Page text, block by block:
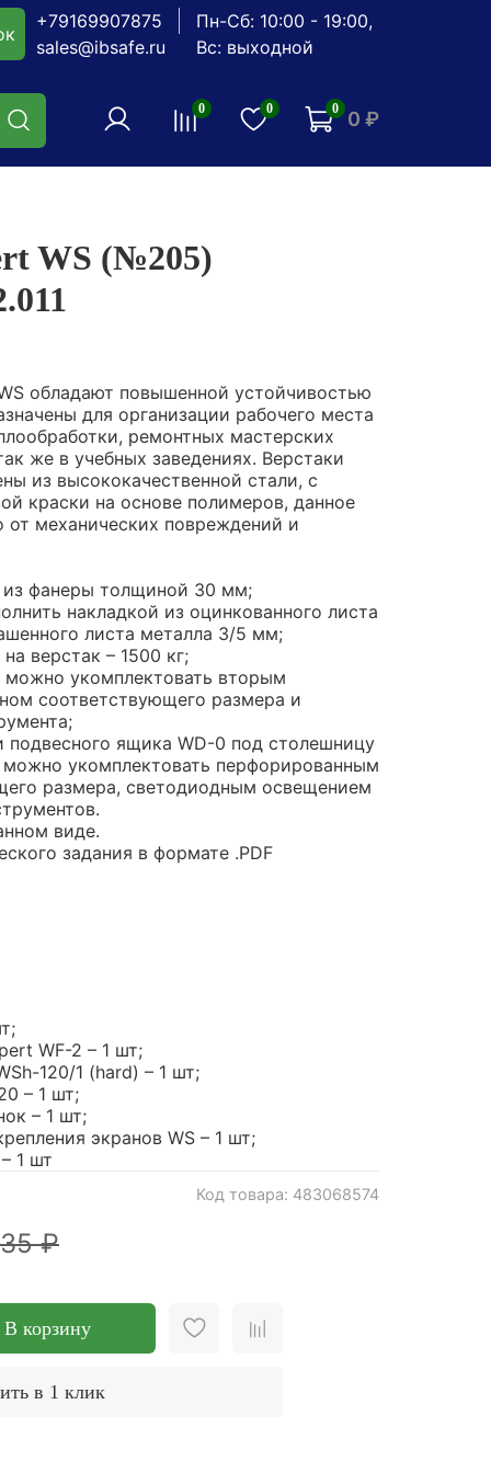
+79169907875
sales@ibsafe.ru
Пн-Сб: 10:00 - 19:00,
Вс: выходной
0 0 0 0 ₽
Код товара: 483068574
WS (№205)
₽
В корзину
в 1 клик
обладают повышенной устойчивостью
для организации рабочего места
ремонтных мастерских
же в учебных заведениях. Верстаки
из высококачественной стали, с
краски на основе полимеров, данное
механических повреждений и
фанеры толщиной 30 мм;
накладкой из оцинкованного листа
листа металла 3/5 мм;
верстак – 1500 кг;
можно укомплектовать вторым
соответствующего размера и
подвесного ящика WD-0 под столешницу
можно укомплектовать перфорированным
размера, светодиодным освещением
виде.
задания в формате .PDF
WF-2 – 1 шт;
120/1 (hard) – 1 шт;
– 1 шт;
– 1 шт;
экранов WS – 1 шт;
1 шт